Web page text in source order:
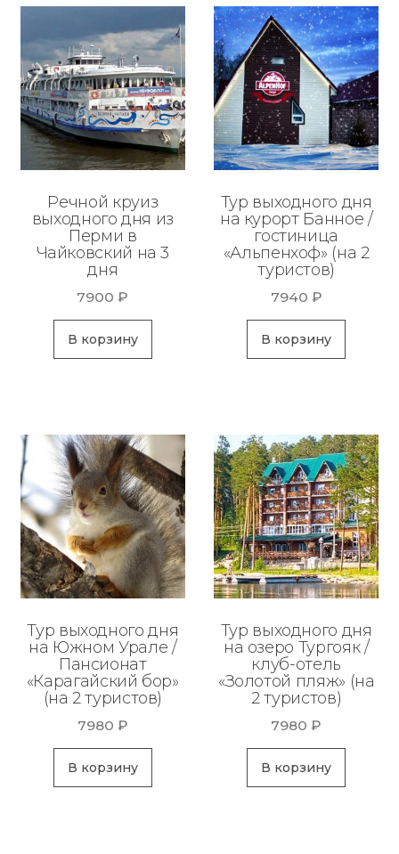
Речной круиз
выходного дня из
Перми в
Чайковский на 3
дня
7900₽
В корзину
Тур выходного дня
на курорт Банное /
гостиница
«Альпенхоф» (на 2
туристов)
7940 ₽
В корзину
Тур выходного дня
на Южном Урале /
Пансионат
«Карагайский бор»
(на 2 туристов)
7980 ₽
В корзину
Тур выходного дня
на озеро Тургояк /
клуб-отель
«Золотой пляж» (на
2 туристов)
7980₽
В корзину